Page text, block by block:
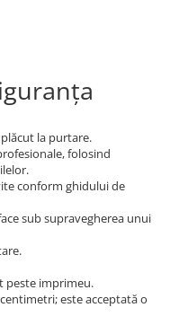
la purtare.
folosind
conform ghidului de
sub supravegherea unui
peste imprimeu.
este acceptată o